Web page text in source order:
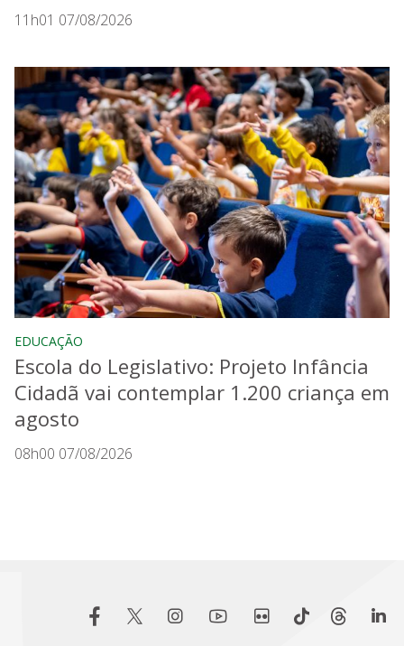
11h01 07/08/2026
EDUCAÇÃO
Escola do Legislativo: Projeto Infância
Cidadã vai contemplar 1.200 criança em
agosto
08h00 07/08/2026